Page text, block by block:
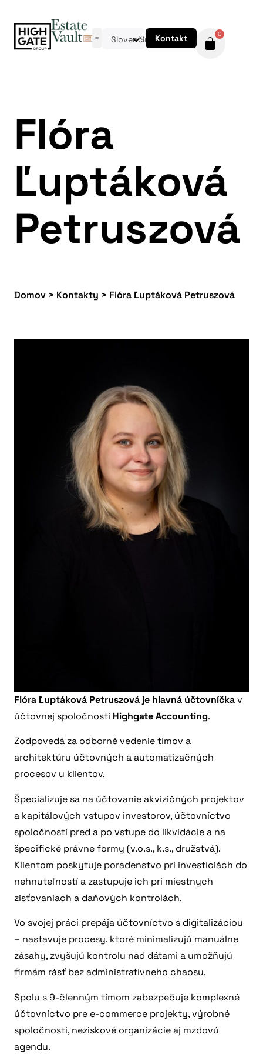
Slovenčina Kontakt 0
Flóra
Ľuptáková
Petruszová
Domov > Kontakty > Flóra Ľuptáková Petruszová
Flóra Ľuptáková Petruszová je hlavná účtovníčkav
účtovnej spoločnosti Highgate Accounting.
Zodpovedá za odborné vedenie tímov a
architektúru účtovných a automatizačných
procesov u klientov.
Špecializuje sa na účtovanie akvizičných projektov
a kapitálových vstupov investorov, účtovníctvo
spoločností pred a po vstupe do likvidácie a na
špecifické právne formy (v.o.s., k.s., družstvá).
Klientom poskytuje poradenstvo pri investíciách do
nehnuteľností a zastupuje ich pri miestnych
zisťovaniach a daňových kontrolách.
Vo svojej práci prepája účtovníctvo s digitalizáciou
– nastavuje procesy, ktoré minimalizujú manuálne
zásahy, zvyšujú kontrolu nad dátami a umožňujú
firmám rásť bez administratívneho chaosu.
Spolu s 9-členným tímom zabezpečuje komplexné
účtovníctvo pre e-commerce projekty, výrobné
spoločnosti, neziskové organizácie aj mzdovú
agendu.